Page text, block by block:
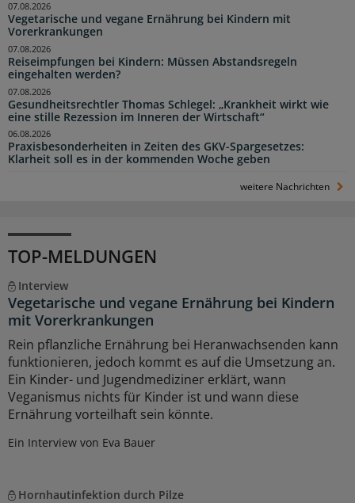
Vegetarische und vegane Ernährung bei Kindern mit
Vorerkrankungen
07.08.2026
Reiseimpfungen bei Kindern: Müssen Abstandsregeln
eingehalten werden?
07.08.2026
Gesundheitsrechtler Thomas Schlegel: „Krankheit wirkt wie
eine stille Rezession im Inneren der Wirtschaft“
07.08.2026
Praxisbesonderheiten in Zeiten des GKV-Spargesetzes:
Klarheit soll es in der kommenden Woche geben
06.08.2026
weitere Nachrichten
TOP-MELDUNGEN
Interview
Vegetarische und vegane Ernährung bei Kindern
mit Vorerkrankungen
Rein pflanzliche Ernährung bei Heranwachsenden kann
funktionieren, jedoch kommt es auf die Umsetzung an.
Ein Kinder- und Jugendmediziner erklärt, wann
Veganismus nichts für Kinder ist und wann diese
Ernährung vorteilhaft sein könnte.
Ein Interview von Eva Bauer
Hornhautinfektion durch Pilze